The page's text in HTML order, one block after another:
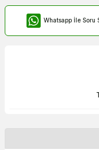
Whatsapp İle Soru